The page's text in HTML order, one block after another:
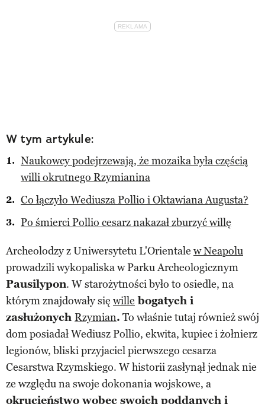
W tym artykule:
Naukowcy podejrzewają, że mozaika była częścią
willi okrutnego Rzymianina
Co łączyło Wediusza Pollio i Oktawiana Augusta?
Po śmierci Pollio cesarz nakazał zburzyć willę
Archeolodzy z Uniwersytetu L'Orientale w Neapolu
prowadzili wykopaliska w Parku Archeologicznym
Pausilypon. W starożytności było to osiedle, na
którym znajdowały się wille bogatych i
zasłużonych Rzymian. To właśnie tutaj również swój
dom posiadał Wediusz Pollio, ekwita, kupiec i żołnierz
legionów, bliski przyjaciel pierwszego cesarza
Cesarstwa Rzymskiego. W historii zasłynął jednak nie
ze względu na swoje dokonania wojskowe, a
okrucieństwo wobec swoich poddanych i